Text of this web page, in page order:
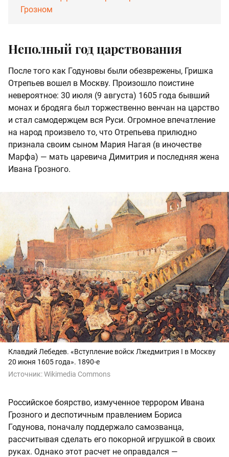
Грозном
Неполный год царствования
После того как Годуновы были обезврежены, Гришка
Отрепьев вошел в Москву. Произошло поистине
невероятное: 30 июля (9 августа) 1605 года бывший
монах и бродяга был торжественно венчан на царство
и стал самодержцем вся Руси. Огромное впечатление
на народ произвело то, что Отрепьева прилюдно
признала своим сыном Мария Нагая (в иночестве
Марфа) — мать царевича Димитрия и последняя жена
Ивана Грозного.
Клавдий Лебедев. «Вступление войск Лжедмитрия I в Москву
20 июня 1605 года». 1890-е
Источник:Wikimedia Commons
Российское боярство, измученное террором Ивана
Грозного и деспотичным правлением Бориса
Годунова, поначалу поддержало самозванца,
рассчитывая сделать его покорной игрушкой в своих
руках. Однако этот расчет не оправдался —